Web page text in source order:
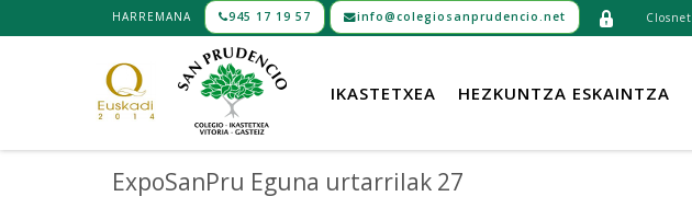
HARREMANA 945 17 19 57 info@colegiosanprudencio.net Closnet
IKASTETXEA HEZKUNTZA ESKAINTZA
ExpoSanPru Eguna urtarrilak 27